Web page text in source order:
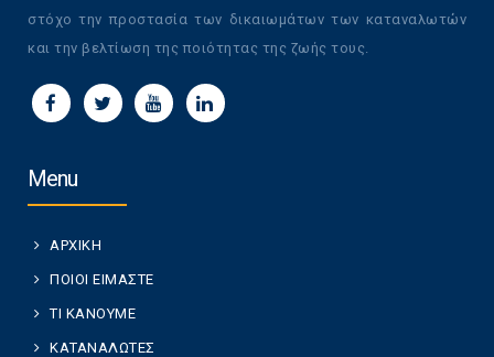
στόχο την προστασία των δικαιωμάτων των καταναλωτών
και την βελτίωση της ποιότητας της ζωής τους.
Menu
ΑΡΧΙΚΗ
ΠΟΙΟΙ ΕΙΜΑΣΤΕ
ΤΙ ΚΑΝΟΥΜΕ
ΚΑΤΑΝΑΛΩΤΕΣ